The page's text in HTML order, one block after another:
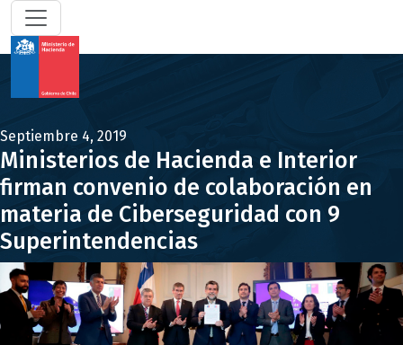
Septiembre 4, 2019
Ministerios de Hacienda e Interior
firman convenio de colaboración en
materia de Ciberseguridad con 9
Superintendencias